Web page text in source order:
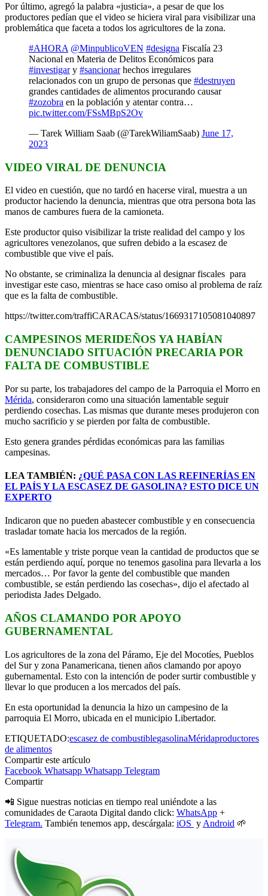
Por último, agregó la palabra «justicia», a pesar de que los
productores pedían que el video se hiciera viral para visibilizar una
problemática que faceta a todos los agricultores de la zona.
#AHORA @MinpublicoVEN #designa Fiscalía 23
Nacional en Materia de Delitos Económicos para
#investigary #sancionarhechos irregulares
relacionados con un grupo de personas que #destruyen
grandes cantidades de alimentos procurando causar
#zozobra en la población y atentar contra…
pic.twitter.com/FSsMBpS2Ov
— Tarek William Saab (@TarekWiliamSaab) June 17,
2023
VIDEO VIRAL DE DENUNCIA
El video en cuestión, que no tardó en hacerse viral, muestra a un
productor haciendo la denuncia, mientras que otra persona bota las
manos de cambures fuera de la camioneta.
Este productor quiso visibilizar la triste realidad del campo y los
agricultores venezolanos, que sufren debido a la escasez de
combustible que vive el país.
No obstante, se criminaliza la denuncia al designar fiscales para
investigar este caso, mientras se hace caso omiso al problema de raíz
que es la falta de combustible.
https://twitter.com/traffiCARACAS/status/1669317105081040897
CAMPESINOS MERIDEÑOS YA HABÍAN
DENUNCIADO SITUACIÓN PRECARIA POR
FALTA DE COMBUSTIBLE
Por su parte, los trabajadores del campo de la Parroquia el Morro en
Mérida, consideraron como una situación lamentable seguir
perdiendo cosechas. Las mismas que durante meses produjeron con
mucho sacrificio y se pierden por falta de combustible.
Esto genera grandes pérdidas económicas para las familias
campesinas.
LEA TAMBIÉN: ¿QUÉ PASA CON LAS REFINERÍAS EN
EL PAÍS Y LA ESCASEZ DE GASOLINA? ESTO DICE UN
EXPERTO
Indicaron que no pueden abastecer combustible y en consecuencia
trasladar tomate hacia los mercados de la región.
«Es lamentable y triste porque vean la cantidad de productos que se
están perdiendo aquí, porque no tenemos gasolina para llevarla a los
mercados… Por favor la gente del combustible que manden
combustible, se están perdiendo las cosechas», dijo el afectado al
periodista Jades Delgado.
AÑOS CLAMANDO POR APOYO
GUBERNAMENTAL
Los agricultores de la zona del Páramo, Eje del Mocotíes, Pueblos
del Sur y zona Panamericana, tienen años clamando por apoyo
gubernamental. Esto con la intención de poder surtir combustible y
llevar lo que producen a los mercados del país.
En esta oportunidad la denuncia la hizo un campesino de la
parroquia El Morro, ubicada en el municipio Libertador.
ETIQUETADO:escasez de combustiblegasolinaMéridaproductores
de alimentos
Compartir este artículo
Facebook Whatsapp Whatsapp Telegram
Compartir
📲 Sigue nuestras noticias en tiempo real uniéndote a las
comunidades de Caraota Digital dando click: WhatsApp +
Telegram. También tenemos app, descárgala: iOS y Android 🌱